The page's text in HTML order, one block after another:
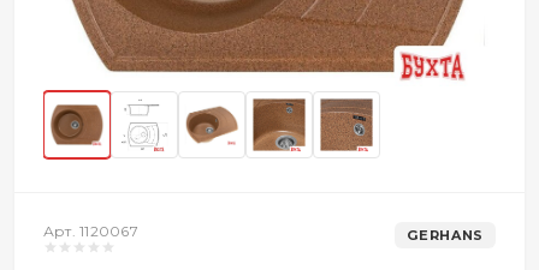
Арт. 1120067 GERHANS